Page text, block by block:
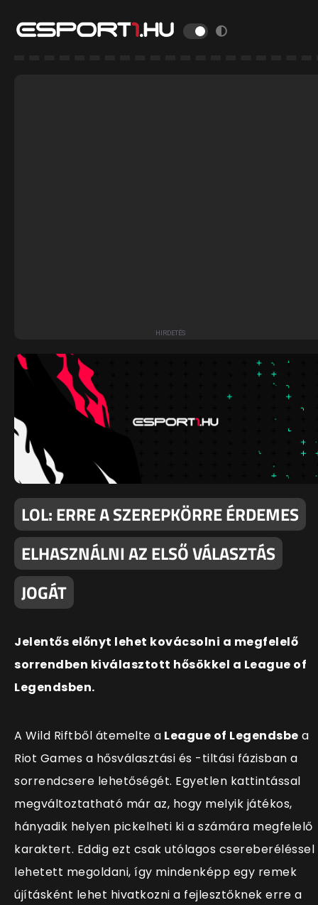
LOL: ERRE A SZEREPKÖRRE ÉRDEMES
ELHASZNÁLNI AZ ELSŐ VÁLASZTÁS
JOGÁT
Jelentős előnyt lehet kovácsolni a megfelelő
sorrendben kiválasztott hősökkel a League of
Legendsben.
A Wild Riftből átemelte a League of Legendsbe a
Riot Games a hősválasztási és -tiltási fázisban a
sorrendcsere lehetőségét. Egyetlen kattintással
megváltoztatható már az, hogy melyik játékos,
hányadik helyen pickelheti ki a számára megfelelő
karaktert. Eddig ezt csak utólagos csereberéléssel
lehetett megoldani, így mindenképp egy remek
újításként lehet hivatkozni a fejlesztőknek erre a